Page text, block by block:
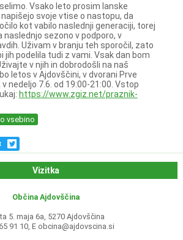
Vsako leto prosim lanske
svoje vtise o nastopu, da
kot vabilo naslednji generaciji, torej
sezono v podporo, v
Uživam v branju teh sporočil, zato
jih podelila tudi z vami. Vsak dan bom
v njih in dobrodošli na naš
letos v Ajdovščini, v dvorani Prve
nedeljo 7.6. od 19:00-21:00. Vstop
https://www.zgiz.net/praznik-
vsebino
Vizitka
Občina Ajdovščina
5. maja 6a, 5270 Ajdovščina
91 10, E obcina@ajdovscina.si